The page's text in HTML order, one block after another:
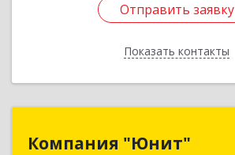
Отправить заявку
Показать контакты
Отправить заявку
Назад
Компания "Юнит"